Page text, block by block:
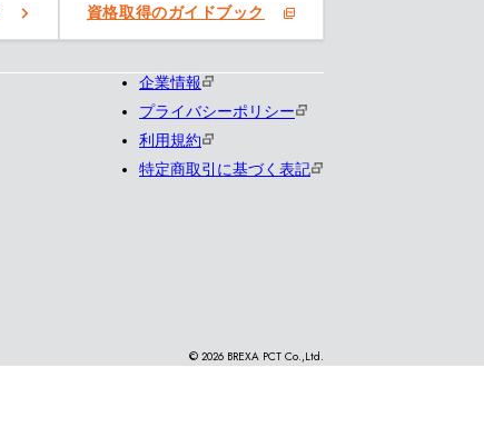
資格取得のガイドブック
企業情報
プライバシーポリシー
利用規約
特定商取引に基づく表記
© 2026 BREXA PCT Co.,Ltd.